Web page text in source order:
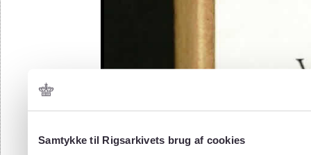
Samtykke til Rigsarkivets brug af cookies